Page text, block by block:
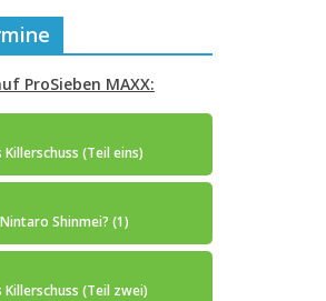
ProSieben MAXX:
(Teil eins)
Shinmei? (1)
Killerschuss (Teil zwei)